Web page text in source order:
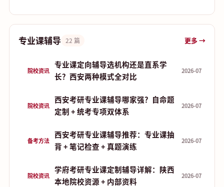
专业课辅导 22 篇 更多 →
院校资讯
专业课定向辅导选机构还是直系学
长？西安两种模式全对比
2026-07
院校资讯
西安考研专业课辅导哪家强？自命题
定制 + 统考专项双体系
2026-07
备考方法
西安考研专业课辅导推荐：专业课抽
背 + 笔记检查 + 真题演练
2026-07
院校资讯
学府考研专业课定制辅导详解：陕西
本地院校资源 + 内部资料
2026-07